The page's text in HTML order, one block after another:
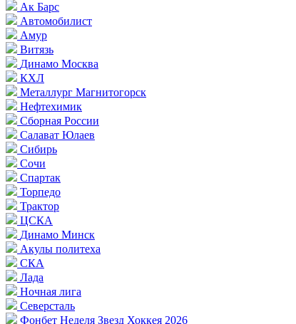
Ак Барс
Автомобилист
Амур
Витязь
Динамо Москва
КХЛ
Металлург Магнитогорск
Нефтехимик
Сборная России
Салават Юлаев
Сибирь
Сочи
Спартак
Торпедо
Трактор
ЦСКА
Динамо Минск
Акулы политеха
СКА
Лада
Ночная лига
Северсталь
Фонбет Неделя Звезд Хоккея 2026